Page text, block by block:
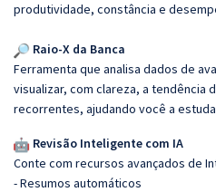
produtividade, constância e
Raio-X da Banca
Ferramenta que analisa dados de
visualizar, com clareza, a tendência
recorrentes, ajudando você a
Revisão Inteligente com IA
Conte com recursos avançados de
- Resumos automáticos